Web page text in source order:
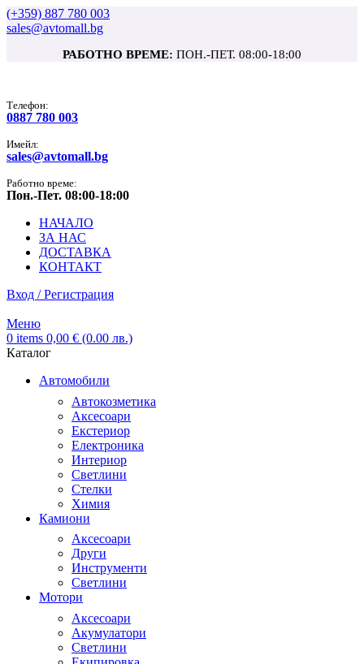
(+359) 887 780 003
sales@avtomall.bg
РАБОТНО ВРЕМЕ: ПОН.-ПЕТ. 08:00-18:00
Tелефон:
0887 780 003
Имейл:
sales@avtomall.bg
Работно време:
Пон.-Пет. 08:00-18:00
НАЧАЛО
ЗА НАС
ДОСТАВКА
КОНТАКТ
Вход / Регистрация
Меню
0 items 0,00 € (0.00 лв.)
Каталог
Автомобили
Автокозметика
Аксесоари
Екстериор
Електроника
Интериор
Светлини
Стелки
Химия
Камиони
Аксесоари
Други
Инструменти
Светлини
Мотори
Аксесоари
Акумулатори
Светлини